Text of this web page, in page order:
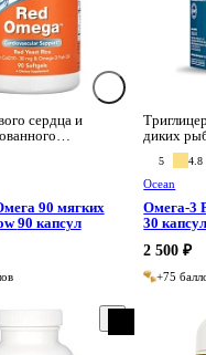
сердца и
90 мягких
капсул, Now 90 капсул
диких
5 4.8
Ocean
Омега-3
2 500 ₽
+75